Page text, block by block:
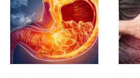
Stress
:
Mythe
ou
Réalité
?